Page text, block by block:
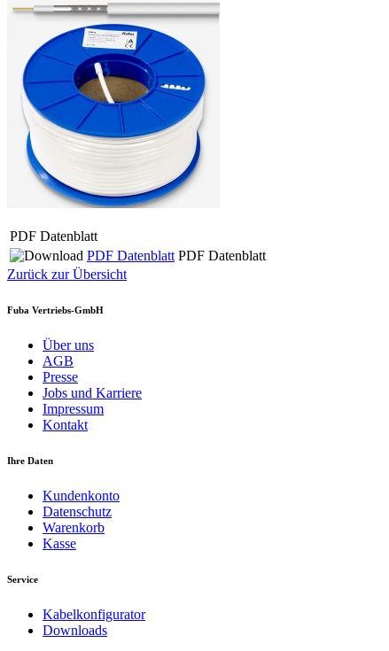
PDF Datenblatt
PDF Datenblatt PDF Datenblatt
Zurück zur Übersicht
Fuba Vertriebs-GmbH
Über uns
AGB
Presse
Jobs und Karriere
Impressum
Kontakt
Ihre Daten
Kundenkonto
Datenschutz
Warenkorb
Kasse
Service
Kabelkonfigurator
Downloads